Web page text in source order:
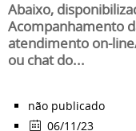
Abaixo,
Acompanhamento
atendimento on-
ou chat do...
não publicado
06/11/23